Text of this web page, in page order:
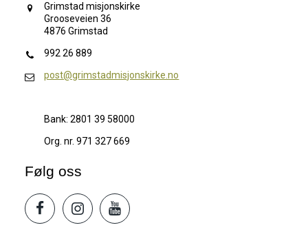
Grimstad misjonskirke
Grooseveien 36
4876 Grimstad
992 26 889
post@grimstadmisjonskirke.no
Bank: 2801 39 58000
Org. nr. 971 327 669
Følg oss